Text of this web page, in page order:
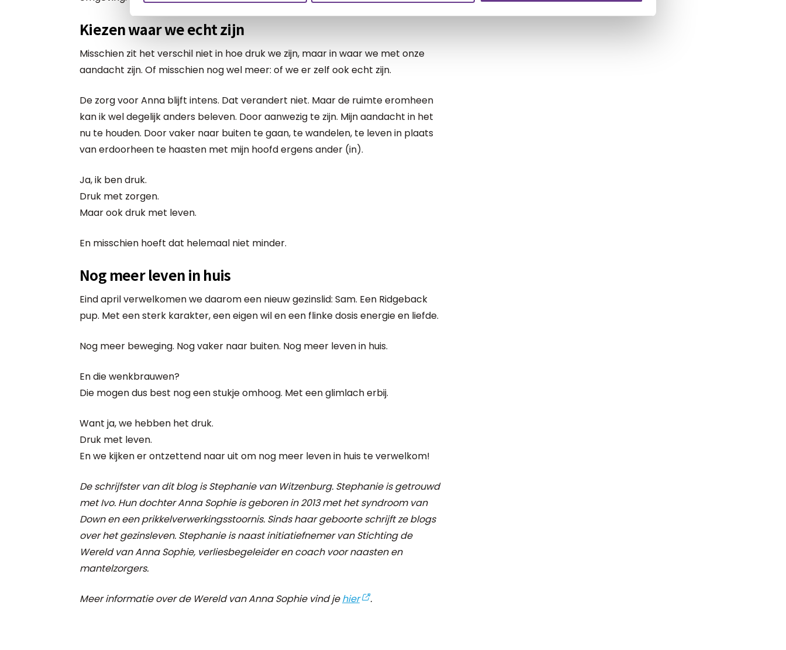
Kiezen waar we echt zijn
Misschien zit het verschil niet in hoe druk we zijn, maar in waar we met onze
aandacht zijn. Of misschien nog wel meer: of we er zelf ook echt zijn.
De zorg voor Anna blijft intens. Dat verandert niet. Maar de ruimte eromheen
kan ik wel degelijk anders beleven. Door aanwezig te zijn. Mijn aandacht in het
nu te houden. Door vaker naar buiten te gaan, te wandelen, te leven in plaats
van erdoorheen te haasten met mijn hoofd ergens ander (in).
Ja, ik ben druk.
Druk met zorgen.
Maar ook druk met leven.
En misschien hoeft dat helemaal niet minder.
Nog meer leven in huis
Eind april verwelkomen we daarom een nieuw gezinslid: Sam. Een Ridgeback
pup. Met een sterk karakter, een eigen wil en een flinke dosis energie en liefde.
Nog meer beweging. Nog vaker naar buiten. Nog meer leven in huis.
En die wenkbrauwen?
Die mogen dus best nog een stukje omhoog. Met een glimlach erbij.
Want ja, we hebben het druk.
Druk met leven.
En we kijken er ontzettend naar uit om nog meer leven in huis te verwelkom!
De schrijfster van dit blog is Stephanie van Witzenburg. Stephanie is getrouwd
met Ivo. Hun dochter Anna Sophie is geboren in 2013 met het syndroom van
Down en een prikkelverwerkingsstoornis. Sinds haar geboorte schrijft ze blogs
over het gezinsleven. Stephanie is naast initiatiefnemer van Stichting de
Wereld van Anna Sophie, verliesbegeleider en coach voor naasten en
mantelzorgers.
Meer informatie over de Wereld van Anna Sophie vind je hier .